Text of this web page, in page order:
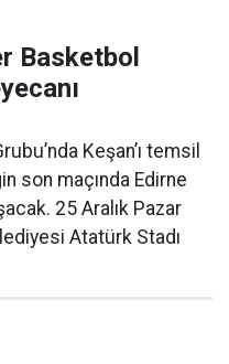
Basketbol
Keşan’ı temsil
son maçında Edirne
25 Aralık Pazar
Atatürk Stadı